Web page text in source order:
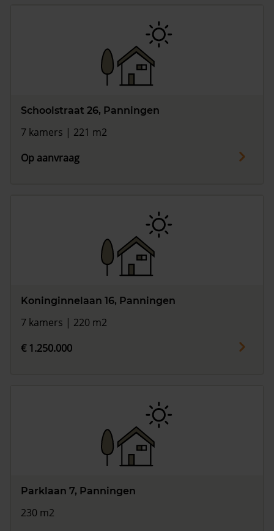
Schoolstraat 26, Panningen
7 kamers | 221 m2
Op aanvraag
Koninginnelaan 16, Panningen
7 kamers | 220 m2
€ 1.250.000
Parklaan 7, Panningen
230 m2